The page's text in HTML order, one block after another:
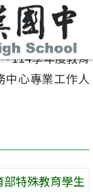
114學年度教育
中心專業工作人
特殊教育學生